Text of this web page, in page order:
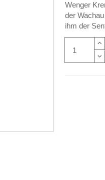
Wenger
der
ihm der